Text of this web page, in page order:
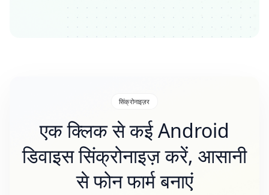
सिंक्रोनाइज़र
एक क्लिक से कई Android
डिवाइस सिंक्रोनाइज़ करें, आसानी
से फोन फार्म बनाएं